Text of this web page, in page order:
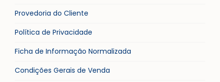
Provedoria do Cliente
Política de Privacidade
Ficha de Informação Normalizada
Condições Gerais de Venda